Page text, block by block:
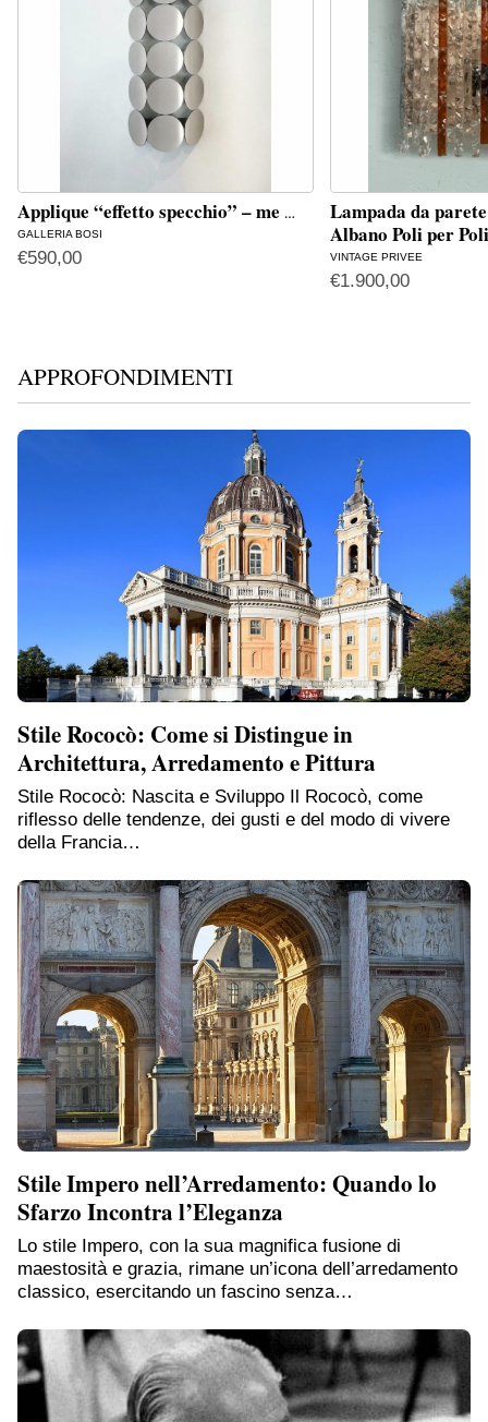
Applique “effetto specchio” – me …
GALLERIA BOSI
€590,00
Lampada da
Albano Poli per
VINTAGE PRIVEE
€1.900,00
APPROFONDIMENTI
Stile Rococò: Come si Distingue in
Architettura, Arredamento e Pittura
Stile Rococò: Nascita e Sviluppo Il Rococò, come
riflesso delle tendenze, dei gusti e del modo di vivere
della Francia…
Stile Impero nell’Arredamento: Quando lo
Sfarzo Incontra l’Eleganza
Lo stile Impero, con la sua magnifica fusione di
maestosità e grazia, rimane un’icona dell’arredamento
classico, esercitando un fascino senza…